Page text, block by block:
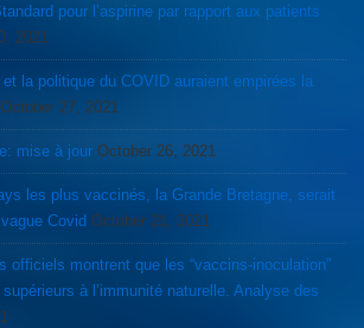
pour l’aspirine par rapport aux patients
2021
du COVID auraient empirées la
October 27, 2021
mise à jour October 26, 2021
les plus vaccinés, la Grande Bretagne, serait
Covid October 21, 2021
officiels montrent que les “vaccins-inoculation”
à l’immunité naturelle. Analyse des